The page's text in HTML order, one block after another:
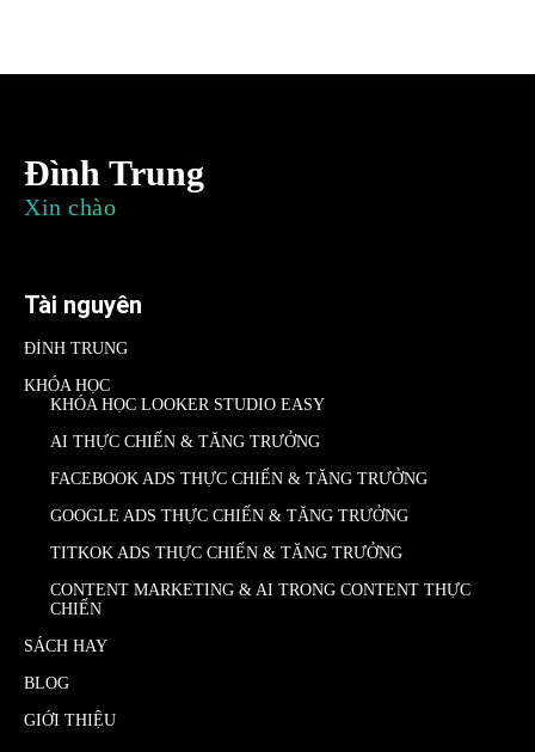
Đình Trung
Xin chào
Tài nguyên
ĐÌNH TRUNG
KHÓA HỌC
KHÓA HỌC LOOKER STUDIO EASY
AI THỰC CHIẾN & TĂNG TRƯỞNG
FACEBOOK ADS THỰC CHIẾN & TĂNG TRƯỞNG
GOOGLE ADS THỰC CHIẾN & TĂNG TRƯỞNG
TITKOK ADS THỰC CHIẾN & TĂNG TRƯỞNG
CONTENT MARKETING & AI TRONG CONTENT THỰC
CHIẾN
SÁCH HAY
BLOG
GIỚI THIỆU